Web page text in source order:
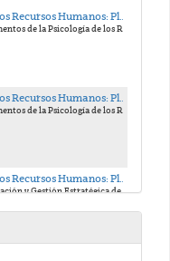
Psicología de los Recursos Humanos: Planificación, Selección y Promoción. Edurne Martínez
Psicología de los Recursos Humanos: Planificación, Selección y Promoción. Edurne Martínez
Unidad 2: Planificación y Gestión Estratégica de los RR.HH.